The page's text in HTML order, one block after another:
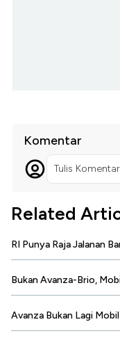
Komentar
Tulis
Related
RI Punya Raja Jalanan
Bukan Avanza-Brio,
Avanza Bukan Lagi